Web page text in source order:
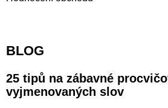
BLOG
25 tipů na zábavné
vyjmenovaných slov